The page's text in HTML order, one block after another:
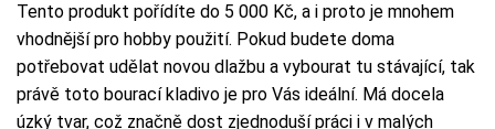
Tento produkt pořídíte do 5 000 Kč, a i proto je mnohem
vhodnější pro hobby použití. Pokud budete doma
potřebovat udělat novou dlažbu a vybourat tu stávající, tak
právě toto bourací kladivo je pro Vás ideální. Má docela
úzký tvar, což značně dost zjednoduší práci i v malých